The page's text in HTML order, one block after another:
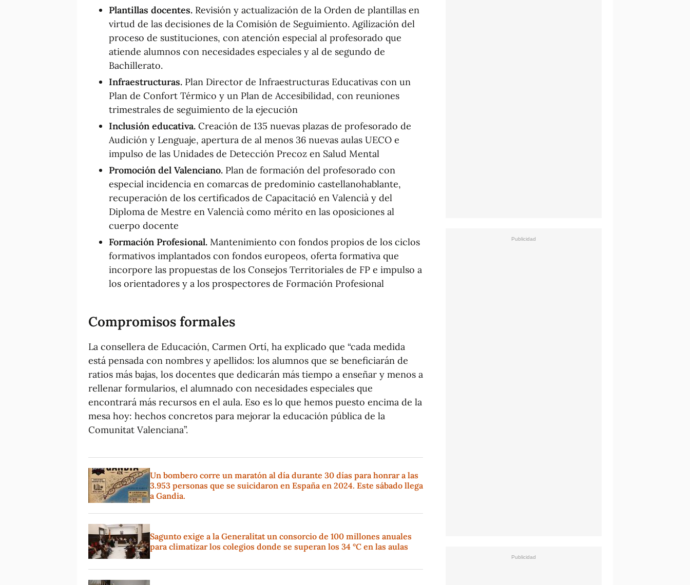
Plantillas docentes. Revisión y actualización de la Orden de plantillas en
virtud de las decisiones de la Comisión de Seguimiento. Agilización del
proceso de sustituciones, con atención especial al profesorado que
atiende alumnos con necesidades especiales y al de segundo de
Bachillerato.
Infraestructuras. Plan Director de Infraestructuras Educativas con un
Plan de Confort Térmico y un Plan de Accesibilidad, con reuniones
trimestrales de seguimiento de la ejecución
Inclusión educativa. Creación de 135 nuevas plazas de profesorado de
Audición y Lenguaje, apertura de al menos 36 nuevas aulas UECO e
impulso de las Unidades de Detección Precoz en Salud Mental
Promoción del Valenciano. Plan de formación del profesorado con
especial incidencia en comarcas de predominio castellanohablante,
recuperación de los certificados de Capacitació en Valencià y del
Diploma de Mestre en Valencià como mérito en las oposiciones al
cuerpo docente
Formación Profesional. Mantenimiento con fondos propios de los ciclos
formativos implantados con fondos europeos, oferta formativa que
incorpore las propuestas de los Consejos Territoriales de FP e impulso a
los orientadores y a los prospectores de Formación Profesional
Compromisos formales
La consellera de Educación, Carmen Ortí, ha explicado que “cada medida
está pensada con nombres y apellidos: los alumnos que se beneficiarán de
ratios más bajas, los docentes que dedicarán más tiempo a enseñar y menos a
rellenar formularios, el alumnado con necesidades especiales que
encontrará más recursos en el aula. Eso es lo que hemos puesto encima de la
mesa hoy: hechos concretos para mejorar la educación pública de la
Comunitat Valenciana”.
Un bombero corre un maratón al día durante 30 días para honrar a las
3.953 personas que se suicidaron en España en 2024. Este sábado llega
a Gandia.
Sagunto exige a la Generalitat un consorcio de 100 millones anuales
para climatizar los colegios donde se superan los 34 °C en las aulas